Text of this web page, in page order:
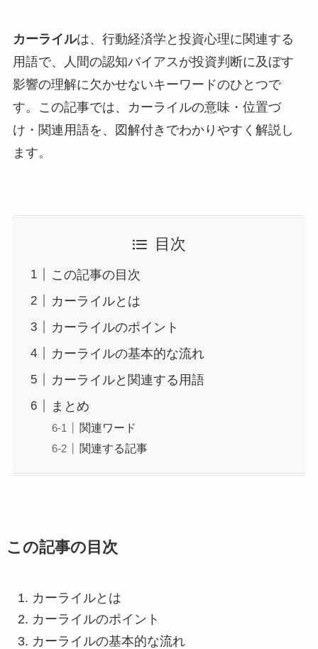
カーライルは、行動経済学と投資心理に関連する
用語で、人間の認知バイアスが投資判断に及ぼす
影響の理解に欠かせないキーワードのひとつで
す。この記事では、カーライルの意味・位置づ
け・関連用語を、図解付きでわかりやすく解説し
ます。
目次
この記事の目次
カーライルとは
カーライルのポイント
カーライルの基本的な流れ
カーライルと関連する用語
まとめ
関連ワード
関連する記事
この記事の目次
カーライルとは
カーライルのポイント
カーライルの基本的な流れ